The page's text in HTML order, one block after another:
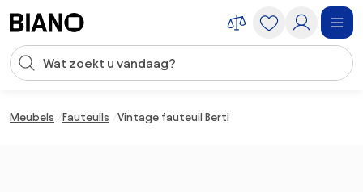
Zoekopdracht invoeren
Meubels Fauteuils Vintage fauteuil Berti